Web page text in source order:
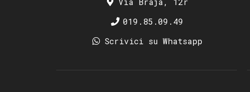
019.85.09.49
Scrivici su Whatsapp